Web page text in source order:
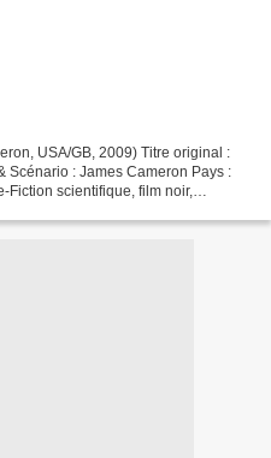
USA/GB, 2009) Titre original :
Scénario : James Cameron Pays :
Fiction scientifique, film noir,